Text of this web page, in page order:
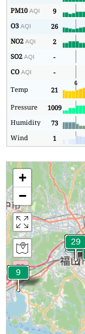
PM10AQI 9
O3AQI 26
NO2AQI 2
SO2AQI -
COAQI -
Temp
21
Pressure
1009
Humidity
73
Wind
1
+
−